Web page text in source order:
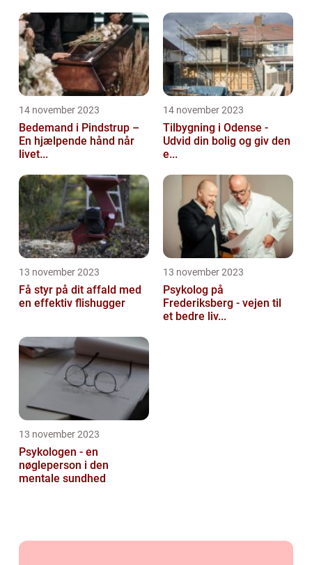
14 november 2023
Bedemand i Pindstrup –
En hjælpende hånd når
livet...
14 november 2023
Tilbygning i Odense -
Udvid din bolig og giv den
e...
13 november 2023
Få styr på dit affald med
en effektiv flishugger
13 november 2023
Psykolog på
Frederiksberg - vejen til
et bedre liv...
13 november 2023
Psykologen - en
nøgleperson i den
mentale sundhed